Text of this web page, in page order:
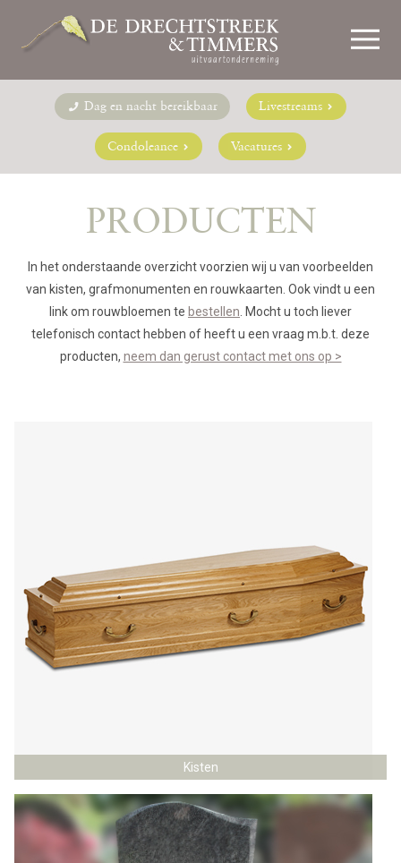
Dag en nacht bereikbaar Livestreams
Condoleance Vacatures
PRODUCTEN
In het onderstaande overzicht voorzien wij u van voorbeelden
van kisten, grafmonumenten en rouwkaarten. Ook vindt u een
link om rouwbloemen te bestellen . Mocht u toch liever
telefonisch contact hebben of heeft u een vraag m.b.t. deze
producten, neem dan gerust contact met ons op >
Kisten